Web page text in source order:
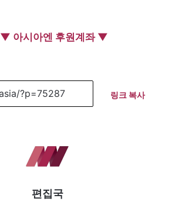
▼ 아시아엔 후원계좌 ▼
링크 복사
편집국